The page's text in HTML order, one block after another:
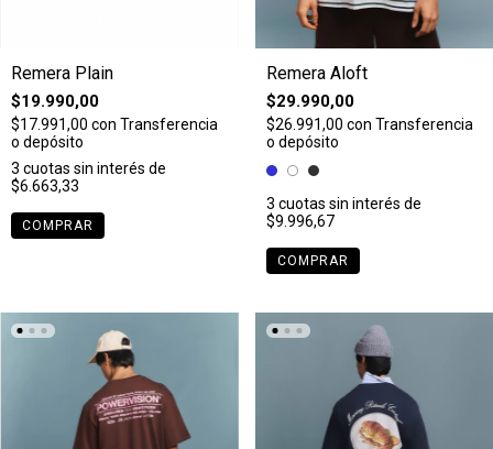
Remera Plain
$19.990,00
$17.991,00 con Transferencia
o depósito
3 cuotas sin interés de
$6.663,33
COMPRAR
Remera Aloft
$29.990,00
$26.991,00 con Transferencia
o depósito
3 cuotas sin interés de
$9.996,67
COMPRAR